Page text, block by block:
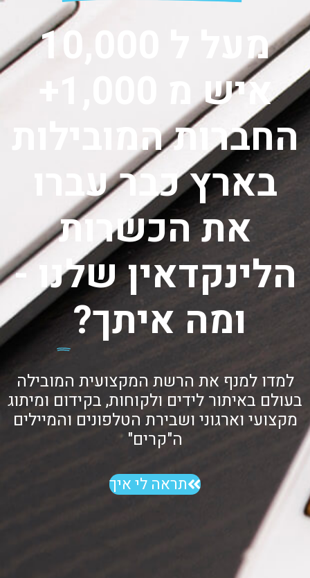
מעל ל 10,000
איש מ 1,000+
החברות המובילות
בארץ כבר עברו
את הכשרות
הלינקדאין שלנו -
ומה איתך?
למדו למנף את הרשת המקצועית המובילה
בעולם באיתור לידים ולקוחות, בקידום ומיתוג
מקצועי וארגוני ושבירת הטלפונים והמיילים
ה"קרים"
תראה לי איך